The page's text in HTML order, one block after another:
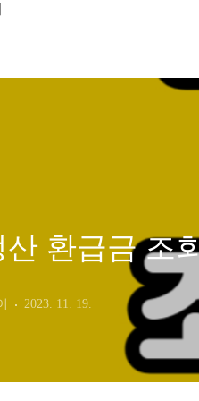
산 환급금 조
2023. 11. 19.